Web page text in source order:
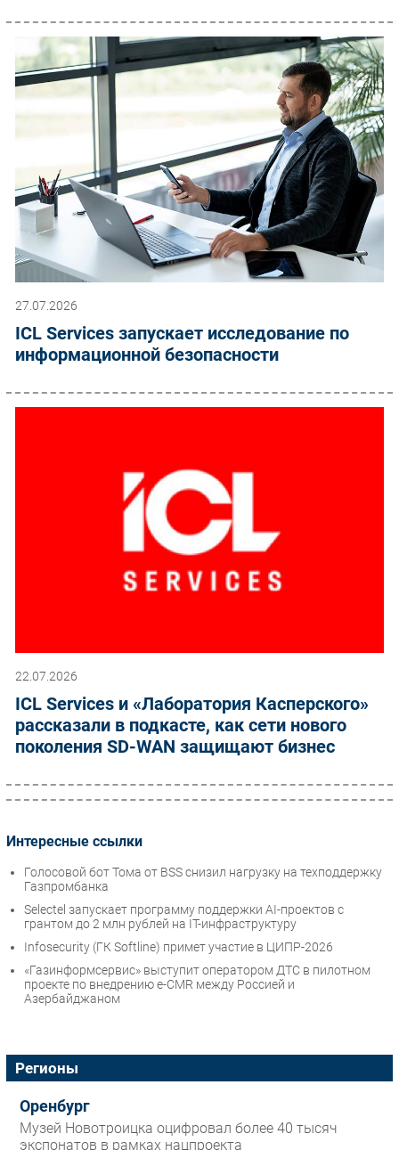
27.07.2026
ICL Services запускает исследование по
информационной безопасности
22.07.2026
ICL Services и «Лаборатория Касперского»
рассказали в подкасте, как сети нового
поколения SD-WAN защищают бизнес
Интересные ссылки
Голосовой бот Тома от BSS снизил нагрузку на техподдержку
Газпромбанка
Selectel запускает программу поддержки AI-проектов с
грантом до 2 млн рублей на IT-инфраструктуру
Infosecurity (ГК Softline) примет участие в ЦИПР-2026
«Газинформсервис» выступит оператором ДТС в пилотном
проекте по внедрению e-CMR между Россией и
Азербайджаном
Регионы
Оренбург
Музей Новотроицка оцифровал более 40 тысяч
экспонатов в рамках нацпроекта